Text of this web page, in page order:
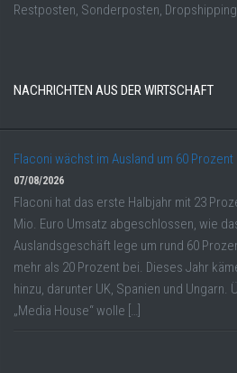
Restposten, Sonderposten,
NACHRICHTEN AUS DER WIRTSCHAFT
Flaconi wächst im Ausland um 60 Prozent
07/08/2026
Flaconi hat das erste Halbjahr mit 23
Mio. Euro Umsatz abgeschlossen, wie
Auslandsgeschäft lege um rund 60
mehr als 20 Prozent bei. Dieses Jahr
hinzu, darunter UK, Spanien und
„Media House“ wolle […]